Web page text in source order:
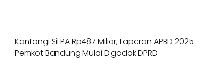
Kantongi SiLPA Rp487 Miliar, Laporan APBD 2025
Pemkot Bandung Mulai Digodok DPRD